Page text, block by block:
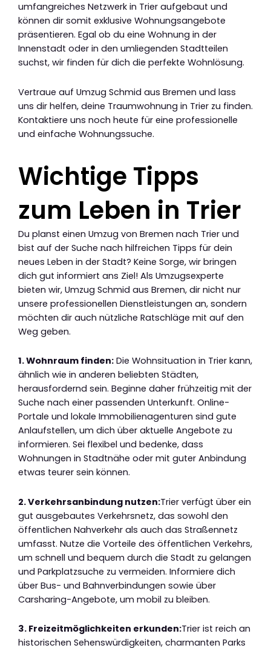
umfangreiches Netzwerk in Trier aufgebaut und
können dir somit exklusive Wohnungsangebote
präsentieren. Egal ob du eine Wohnung in der
Innenstadt oder in den umliegenden Stadtteilen
suchst, wir finden für dich die perfekte Wohnlösung.
Vertraue auf Umzug Schmid aus Bremen und lass
uns dir helfen, deine Traumwohnung in Trier zu finden.
Kontaktiere uns noch heute für eine professionelle
und einfache Wohnungssuche.
Wichtige Tipps
zum Leben in Trier
Du planst einen Umzug von Bremen nach Trier und
bist auf der Suche nach hilfreichen Tipps für dein
neues Leben in der Stadt? Keine Sorge, wir bringen
dich gut informiert ans Ziel! Als Umzugsexperte
bieten wir, Umzug Schmid aus Bremen, dir nicht nur
unsere professionellen Dienstleistungen an, sondern
möchten dir auch nützliche Ratschläge mit auf den
Weg geben.
1. Wohnraum finden: Die Wohnsituation in Trier kann,
ähnlich wie in anderen beliebten Städten,
herausfordernd sein. Beginne daher frühzeitig mit der
Suche nach einer passenden Unterkunft. Online-
Portale und lokale Immobilienagenturen sind gute
Anlaufstellen, um dich über aktuelle Angebote zu
informieren. Sei flexibel und bedenke, dass
Wohnungen in Stadtnähe oder mit guter Anbindung
etwas teurer sein können.
2. Verkehrsanbindung nutzen:Trier verfügt über ein
gut ausgebautes Verkehrsnetz, das sowohl den
öffentlichen Nahverkehr als auch das Straßennetz
umfasst. Nutze die Vorteile des öffentlichen Verkehrs,
um schnell und bequem durch die Stadt zu gelangen
und Parkplatzsuche zu vermeiden. Informiere dich
über Bus- und Bahnverbindungen sowie über
Carsharing-Angebote, um mobil zu bleiben.
3. Freizeitmöglichkeiten erkunden:Trier ist reich an
historischen Sehenswürdigkeiten, charmanten Parks